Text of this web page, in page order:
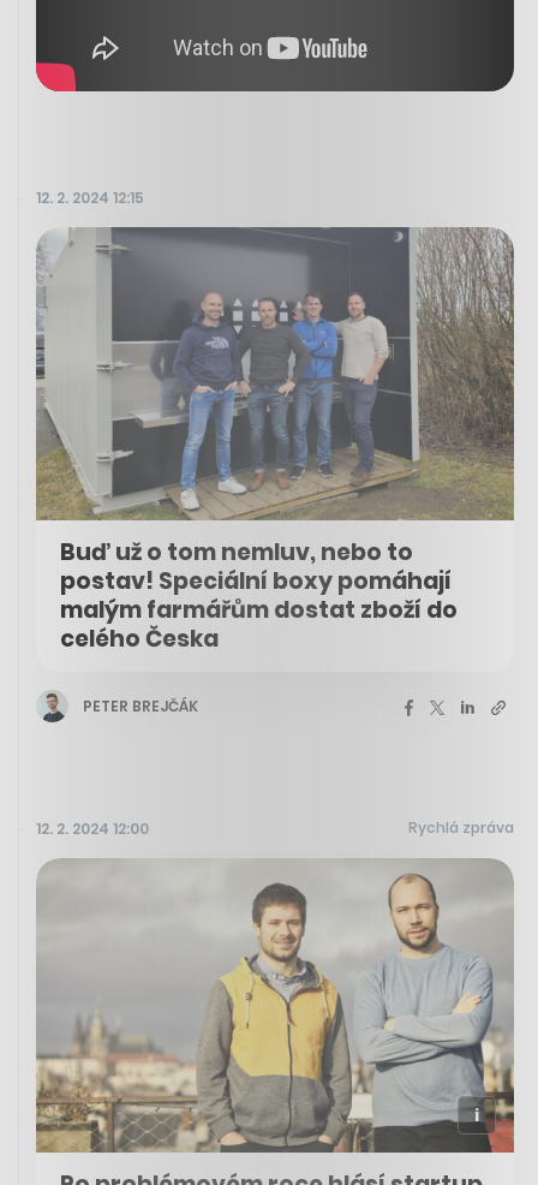
12. 2. 2024 12:15
Buď už o tom nemluv, nebo to
postav! Speciální boxy pomáhají
malým farmářům dostat zboží do
celého Česka
PETER BREJČÁK
12. 2. 2024 12:00 Rychlá zpráva